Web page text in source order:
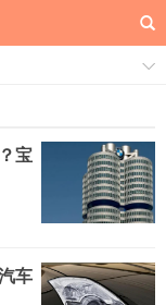
宝
车